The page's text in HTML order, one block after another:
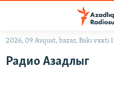
Əsas
qayıt
#İZAHLA
2026, 09 Avqust, bazar, Bakı vaxtı
Радио Азадлыг